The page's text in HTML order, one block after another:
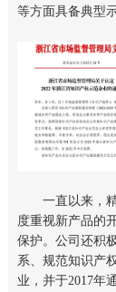
等方面具备典型
一直以来，
度重视新产品的
保护。公司还积
系、规范知识产
业，并于2017年